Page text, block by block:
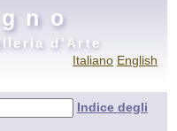
d'Arte
Italiano English
Indice degli